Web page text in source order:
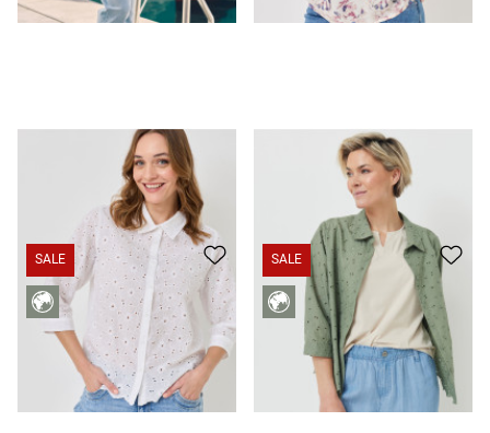
45.95 CHF 29.95 CHF 45.95 CHF 29.95 CHF
SALE SALE